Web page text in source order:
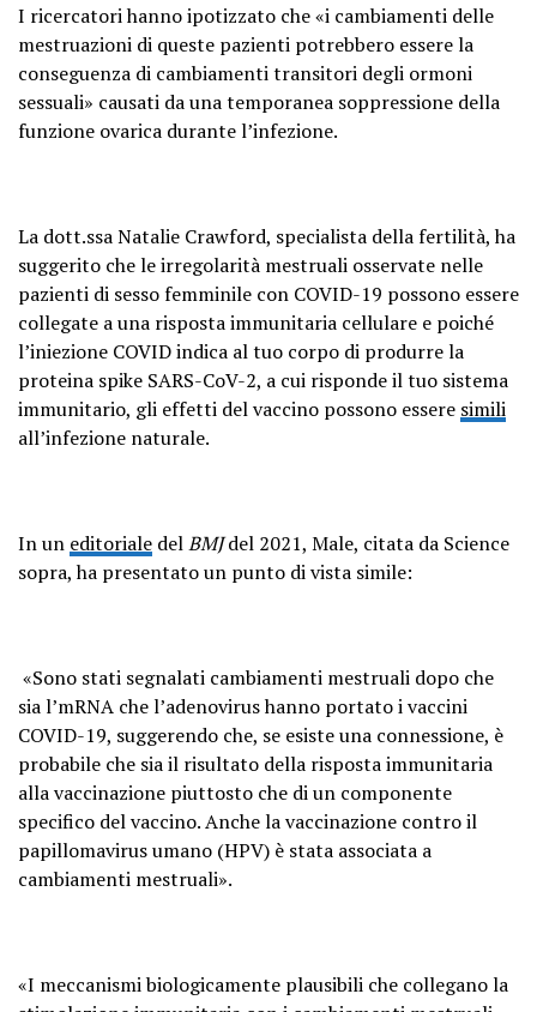
I ricercatori hanno ipotizzato che «i cambiamenti delle
mestruazioni di queste pazienti potrebbero essere la
conseguenza di cambiamenti transitori degli ormoni
sessuali» causati da una temporanea soppressione della
funzione ovarica durante l’infezione.
La dott.ssa Natalie Crawford, specialista della fertilità, ha
suggerito che le irregolarità mestruali osservate nelle
pazienti di sesso femminile con COVID-19 possono essere
collegate a una risposta immunitaria cellulare e poiché
l’iniezione COVID indica al tuo corpo di produrre la
proteina spike SARS-CoV-2, a cui risponde il tuo sistema
immunitario, gli effetti del vaccino possono essere simili
all’infezione naturale.
In un editoriale delBMJdel 2021, Male, citata da Science
sopra, ha presentato un punto di vista simile:
«Sono stati segnalati cambiamenti mestruali dopo che
sia l’mRNA che l’adenovirus hanno portato i vaccini
COVID-19, suggerendo che, se esiste una connessione, è
probabile che sia il risultato della risposta immunitaria
alla vaccinazione piuttosto che di un componente
specifico del vaccino. Anche la vaccinazione contro il
papillomavirus umano (HPV) è stata associata a
cambiamenti mestruali».
«I meccanismi biologicamente plausibili che collegano la